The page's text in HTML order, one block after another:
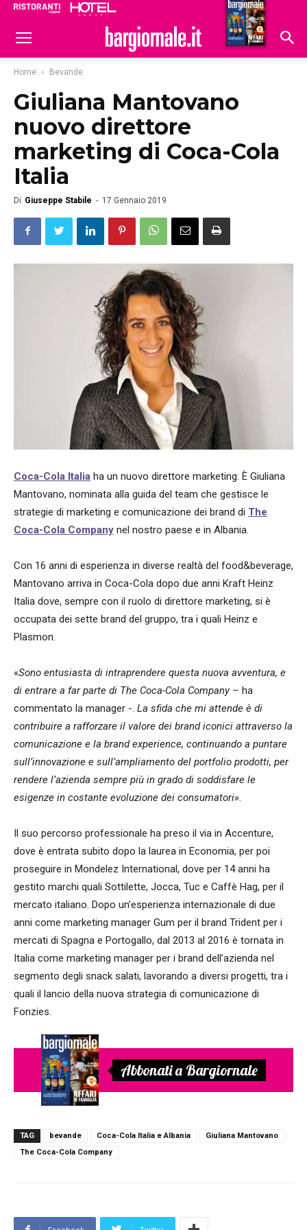
Hoteldomani
Home Bevande
Giuliana Mantovano
nuovo direttore
marketing di Coca-Cola
Italia
Di Giuseppe Stabile - 17 Gennaio 2019
Coca-Cola Italia ha un nuovo direttore marketing. È Giuliana
Mantovano, nominata alla guida del team che gestisce le
strategie di marketing e comunicazione dei brand di The
Coca-Cola Company nel nostro paese e in Albania.
Con 16 anni di esperienza in diverse realtà del food&beverage,
Mantovano arriva in Coca-Cola dopo due anni Kraft Heinz
Italia dove, sempre con il ruolo di direttore marketing, si è
occupata dei sette brand del gruppo, tra i quali Heinz e
Plasmon.
«Sono entusiasta di intraprendere questa nuova avventura, e
di entrare a far parte di The Coca-Cola Company – ha
commentato la manager -. La sfida che mi attende è di
contribuire a rafforzare il valore dei brand iconici attraverso la
comunicazione e la brand experience, continuando a puntare
sull’innovazione e sull’ampliamento del portfolio prodotti, per
rendere l’azienda sempre più in grado di soddisfare le
esigenze in costante evoluzione dei consumatori».
Il suo percorso professionale ha preso il via in Accenture,
dove è entrata subito dopo la laurea in Economia, per poi
proseguire in Mondelez International, dove per 14 anni ha
gestito marchi quali Sottilette, Jocca, Tuc e Caffè Hag, per il
mercato italiano. Dopo un’esperienza internazionale di due
anni come marketing manager Gum per il brand Trident per i
mercati di Spagna e Portogallo, dal 2013 al 2016 è tornata in
Italia come marketing manager per i brand dell’azienda nel
segmento degli snack salati, lavorando a diversi progetti, tra i
quali il lancio della nuova strategia di comunicazione di
Fonzies.
Abbonati a Bargiornale
TAG bevande Coca-Cola Italia e Albania
Giuliana Mantovano
The Coca-Cola Company